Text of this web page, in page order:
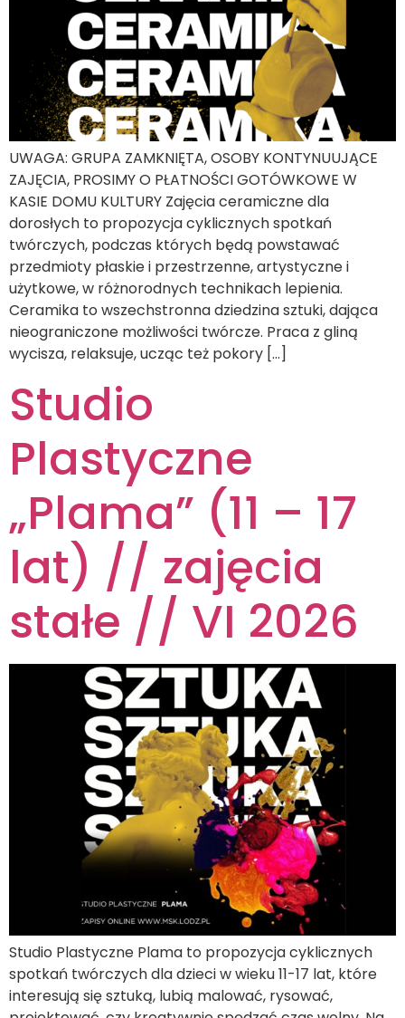
UWAGA: GRUPA ZAMKNIĘTA, OSOBY KONTYNUUJĄCE
ZAJĘCIA, PROSIMY O PŁATNOŚCI GOTÓWKOWE W
KASIE DOMU KULTURY Zajęcia ceramiczne dla
dorosłych to propozycja cyklicznych spotkań
twórczych, podczas których będą powstawać
przedmioty płaskie i przestrzenne, artystyczne i
użytkowe, w różnorodnych technikach lepienia.
Ceramika to wszechstronna dziedzina sztuki, dająca
nieograniczone możliwości twórcze. Praca z gliną
wycisza, relaksuje, ucząc też pokory […]
Studio
Plastyczne
„Plama” (11 – 17
lat) // zajęcia
stałe // VI 2026
Studio Plastyczne Plama to propozycja cyklicznych
spotkań twórczych dla dzieci w wieku 11-17 lat, które
interesują się sztuką, lubią malować, rysować,